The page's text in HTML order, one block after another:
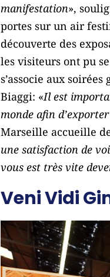
manifestation»,
portes sur un air
découverte des
les visiteurs ont pu
s’associe aux
Biaggi: «Il est
monde afin
Marseille accueille
une satisfaction de
vous est très vite
Veni Vidi